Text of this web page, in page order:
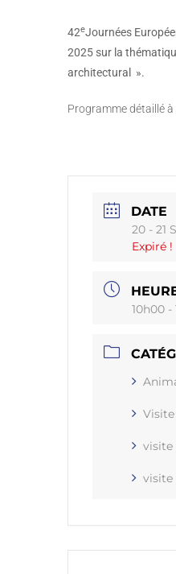
42eJournées
2025 sur la
architectural ».
Programme détaillé
DATE
20 - 21
Expiré !
10h00 -
visite
visite